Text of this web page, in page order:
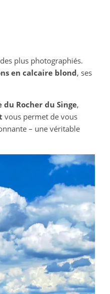
plus photographiés.
en calcaire blond, ses
du Rocher du Singe,
vous permet de vous
– une véritable